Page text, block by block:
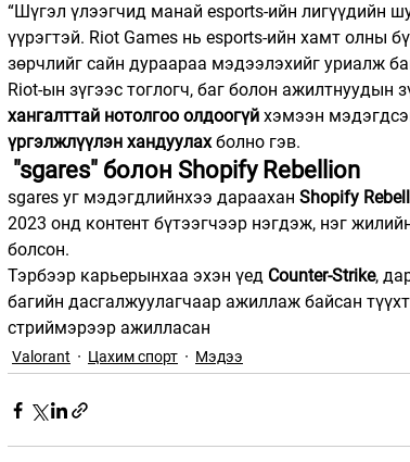
“Шүгэл үлээгчид манай esports-ийн лигүүдийн
үүрэгтэй. Riot Games нь esports-ийн хамт олны
зөрчлийг сайн дураараа мэдээлэхийг уриалж
Riot-ын зүгээс тоглогч, баг болон ажилтнуудын
хангалттай нотолгоо олдоогүй хэмээн
үргэлжлүүлэн хандуулах болно гэв.
"sgares" болон Shopify Rebellion
sgares уг мэдэгдлийнхээ дараахан Shopify
2023 онд контент бүтээгчээр нэгдэж, нэг
болсон.
Тэрбээр карьерынхаа эхэн үед Counter-Strike,
багийн дасгалжуулагчаар ажиллаж байсан
стриймэрээр ажилласан
Valorant Цахим спорт Мэдээ